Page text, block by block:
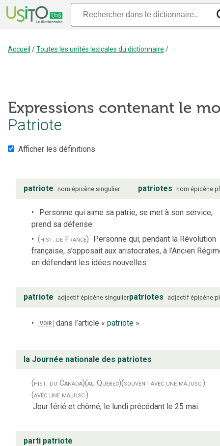
Accueil /Toutes les unités lexicales du dictionnaire /
Expressions contenant le
Patriote
Afficher les définitions
patriote nom épicène singulier patriotes nom épicène
Personne qui aime sa patrie, se met à son service,
prend sa défense.
(hist. de France) Personne qui, pendant la Révolution
française, s’opposait aux aristocrates, à l’Ancien
en défendant les idées nouvelles.
patriote adjectif épicène singulierpatriotes adjectif épicène
VOIR dans l’article «patriote »
la Journée nationale des patriotes
(hist. du Canada)(au Québec)(souvent avec une majusc.)
(avec une majusc.)
Jour férié et chômé, le lundi précédant le 25 mai.
parti patriote